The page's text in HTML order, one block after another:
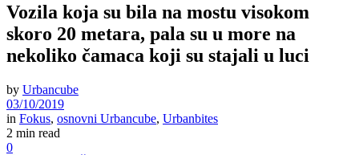
Vozila koja su bila na mostu visokom
skoro 20 metara, pala su u more na
nekoliko čamaca koji su stajali u luci
by Urbancube
03/10/2019
in Fokus, osnovni Urbancube, Urbanbites
2 min read
0